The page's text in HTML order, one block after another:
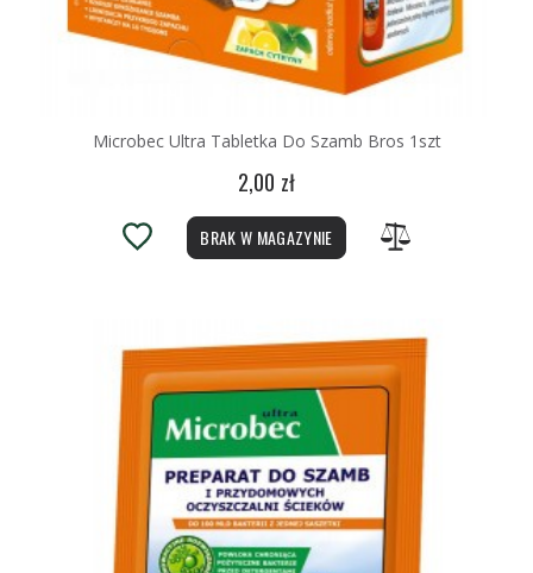
Microbec Ultra Tabletka Do Szamb Bros 1szt
2,00 zł
BRAK W MAGAZYNIE